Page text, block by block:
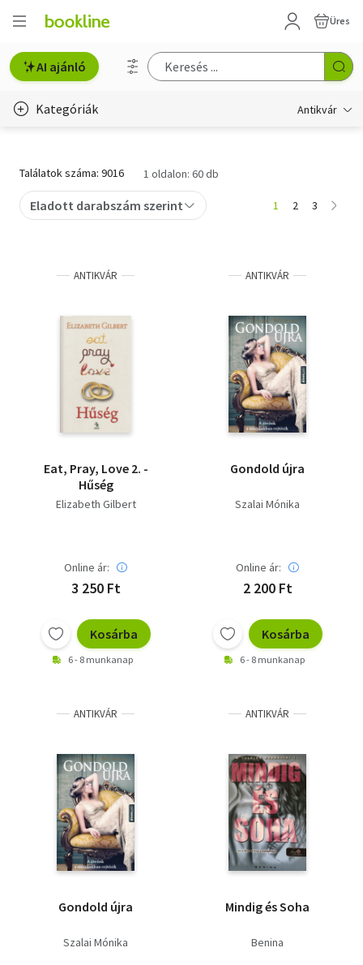
Üres
AI ajánló
Kategóriák Antikvár
Életmód, egészség
Hobbi, szabadidő
Idegen nyelvű
Minikönyv
Művészet
Szótár, nyelvkönyv
Társadalomtudomány
Történelem
Találatok száma: 9016 1 oldalon: 60 db
Eladott darabszám szerint 1 2 3
ANTIKVÁR
Eat, Pray, Love 2. -
Hűség
Elizabeth Gilbert
Online ár:
3 250 Ft
Kosárba
6 - 8 munkanap
ANTIKVÁR
Gondold újra
Szalai Mónika
Online ár:
2 200 Ft
Kosárba
6 - 8 munkanap
ANTIKVÁR
Gondold újra
Szalai Mónika
ANTIKVÁR
Mindig és Soha
Benina